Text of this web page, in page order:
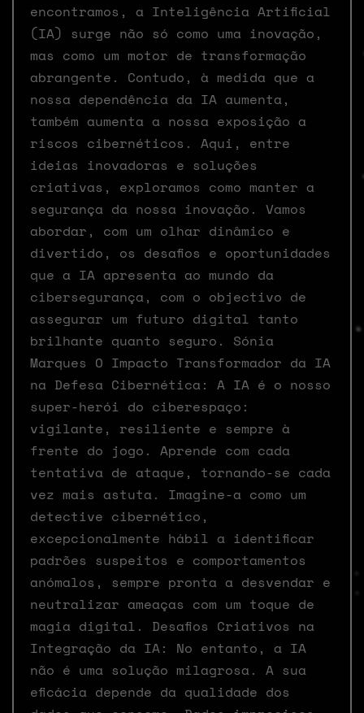
encontramos, a Inteligência Artificial
(IA) surge não só como uma inovação,
mas como um motor de transformação
abrangente. Contudo, à medida que a
nossa dependência da IA aumenta,
também aumenta a nossa exposição a
riscos cibernéticos. Aqui, entre
ideias inovadoras e soluções
criativas, exploramos como manter a
segurança da nossa inovação. Vamos
abordar, com um olhar dinâmico e
divertido, os desafios e oportunidades
que a IA apresenta ao mundo da
cibersegurança, com o objectivo de
assegurar um futuro digital tanto
brilhante quanto seguro. Sónia
Marques O Impacto Transformador da IA
na Defesa Cibernética: A IA é o nosso
super-herói do ciberespaço:
vigilante, resiliente e sempre à
frente do jogo. Aprende com cada
tentativa de ataque, tornando-se cada
vez mais astuta. Imagine-a como um
detective cibernético,
excepcionalmente hábil a identificar
padrões suspeitos e comportamentos
anómalos, sempre pronta a desvendar e
neutralizar ameaças com um toque de
magia digital. Desafios Criativos na
Integração da IA: No entanto, a IA
não é uma solução milagrosa. A sua
eficácia depende da qualidade dos